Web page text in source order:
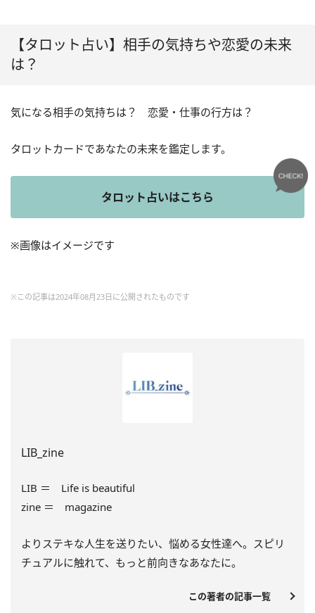
【タロット占い】相手の気持ちや恋愛の未来
は？
気になる相手の気持ちは？ 恋愛・仕事の行方は？
タロットカードであなたの未来を鑑定します。
タロット占いはこちら
※画像はイメージです
※この記事は2024年08月23日に公開されたものです
LIB_zine
LIB ＝ Life is beautiful
zine ＝ magazine
よりステキな人生を送りたい、悩める女性達へ。スピリ
チュアルに触れて、もっと前向きなあなたに。
この著者の記事一覧